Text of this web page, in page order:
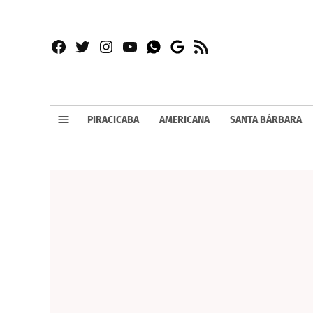
Facebook
TwitterInstagram
YouTubeWhatsapp
Google
RSS
PIRACICABA AMERICANA SANTA BÁRBARA